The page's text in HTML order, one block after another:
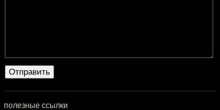
полезные ссылки